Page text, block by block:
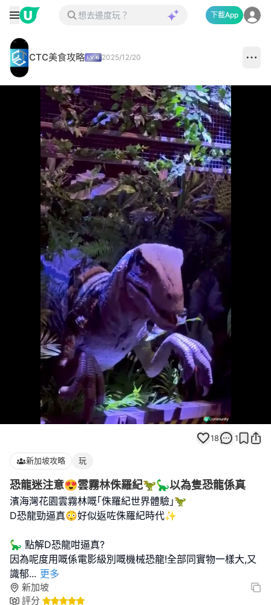
下載App
CTC美食攻略 2025/12/20
Loaded:
96.00%
18 1
新加坡攻略 玩
恐龍迷注意😍雲霧林侏羅紀🦖🦕以為隻恐龍係真
濱海灣花園雲霧林嘅｢侏羅紀世界體驗｣🦖
D恐龍勁逼真😳好似返咗侏羅紀時代✨
🦕 點解D恐龍咁逼真?
因為呢度用嘅係電影級別嘅機械恐龍!全部同實物一樣大,又
識郁... 更多
新加坡
評分